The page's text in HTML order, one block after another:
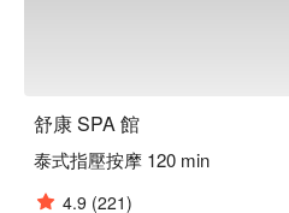
舒康 SPA 館
泰式指壓按摩 120 min
4.9 (221)